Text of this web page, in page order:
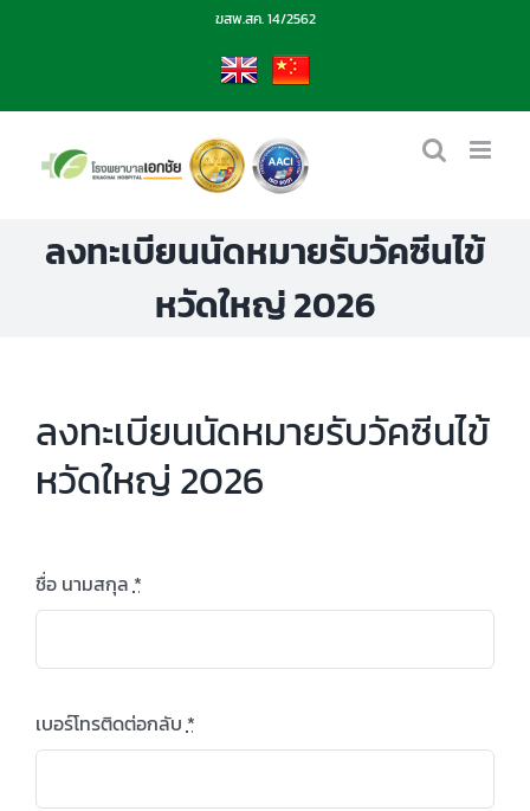
ฆสพ.สค. 14/2562
EN CN
ลงทะเบียนนัดหมายรับวัคซีนไข้
หวัดใหญ่ 2026
ลงทะเบียนนัดหมายรับวัคซีนไข้
หวัดใหญ่ 2026
ชื่อ นามสกุล *
เบอร์โทรติดต่อกลับ*